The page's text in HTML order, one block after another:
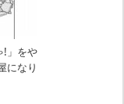
!」をや
になり